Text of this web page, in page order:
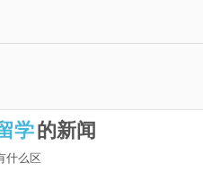
学的新闻
什么区